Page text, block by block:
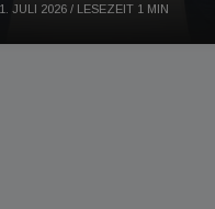
JULI 2026 / LESEZEIT 1 MIN